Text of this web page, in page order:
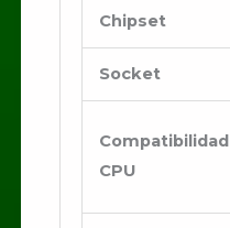
Chipset
Socket
Compatibilidad
CPU